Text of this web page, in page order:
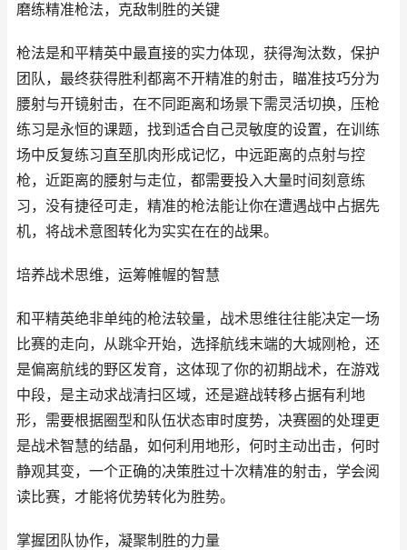
磨练精准枪法，克敌制胜的关键
枪法是和平精英中最直接的实力体现，获得淘汰数，保护
团队，最终获得胜利都离不开精准的射击，瞄准技巧分为
腰射与开镜射击，在不同距离和场景下需灵活切换，压枪
练习是永恒的课题，找到适合自己灵敏度的设置，在训练
场中反复练习直至肌肉形成记忆，中远距离的点射与控
枪，近距离的腰射与走位，都需要投入大量时间刻意练
习，没有捷径可走，精准的枪法能让你在遭遇战中占据先
机，将战术意图转化为实实在在的战果。
培养战术思维，运筹帷幄的智慧
和平精英绝非单纯的枪法较量，战术思维往往能决定一场
比赛的走向，从跳伞开始，选择航线末端的大城刚枪，还
是偏离航线的野区发育，这体现了你的初期战术，在游戏
中段，是主动求战清扫区域，还是避战转移占据有利地
形，需要根据圈型和队伍状态审时度势，决赛圈的处理更
是战术智慧的结晶，如何利用地形，何时主动出击，何时
静观其变，一个正确的决策胜过十次精准的射击，学会阅
读比赛，才能将优势转化为胜势。
掌握团队协作，凝聚制胜的力量